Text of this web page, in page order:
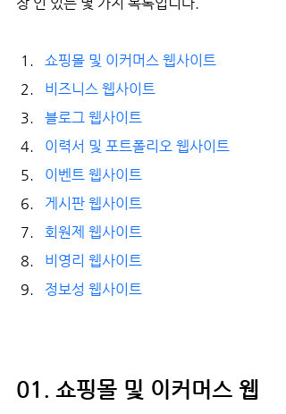
쇼핑몰 및 이커머스 웹사이트
비즈니스 웹사이트
블로그 웹사이트
이력서 및 포트폴리오 웹사이트
이벤트 웹사이트
게시판 웹사이트
회원제 웹사이트
비영리 웹사이트
정보성 웹사이트
01. 쇼핑몰 및 이커머스 웹